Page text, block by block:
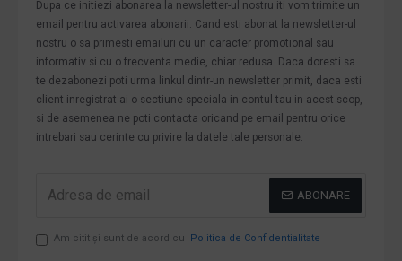
Dupa ce initiezi abonarea la newsletter-ul nostru iti vom trimite un
email pentru activarea abonarii. Cand esti abonat la newsletter-ul
nostru o sa primesti emailuri cu un caracter promotional sau
informativ si cu o frecventa medie, chiar redusa. Daca doresti sa
te dezabonezi poti urma linkul dintr-un newsletter primit, daca esti
client inregistrat ai o sectiune speciala in contul tau in acest scop,
si de asemenea ne poti contacta oricand pe email pentru orice
intrebari sau cerinte cu privire la datele tale personale.
ABONARE
Am citit şi sunt de acord cu Politica de Confidentialitate